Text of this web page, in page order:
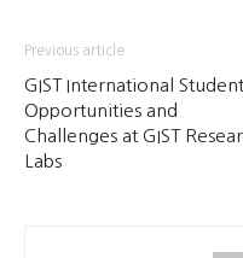
Previous article
GIST International
Opportunities and
Challenges at GIST
Labs